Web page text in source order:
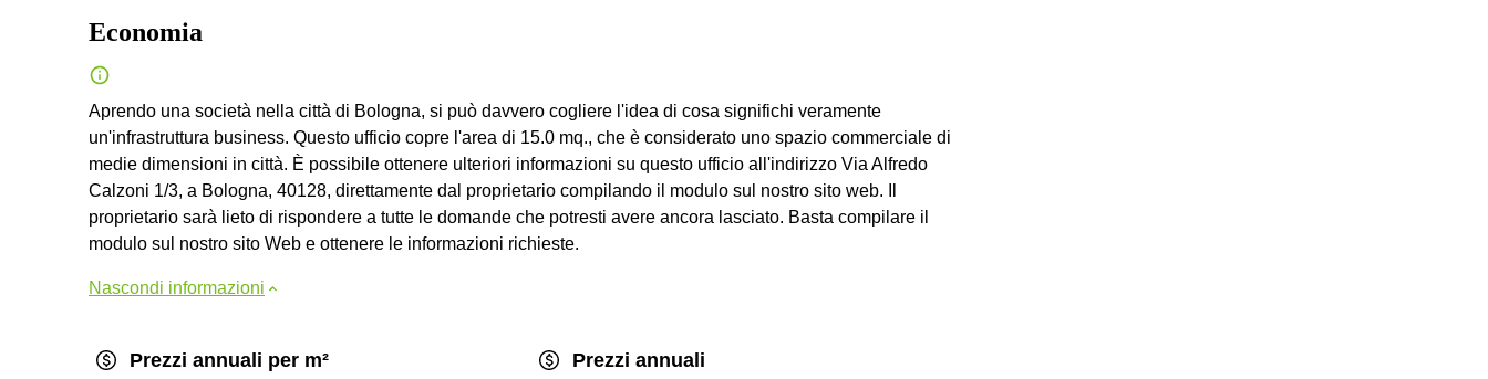
Economia
Aprendo una società nella città di Bologna, si può davvero cogliere l'idea di cosa significhi veramente
un'infrastruttura business. Questo ufficio copre l'area di 15.0 mq., che è considerato uno spazio commerciale di
medie dimensioni in città. È possibile ottenere ulteriori informazioni su questo ufficio all'indirizzo Via Alfredo
Calzoni 1/3, a Bologna, 40128, direttamente dal proprietario compilando il modulo sul nostro sito web. Il
proprietario sarà lieto di rispondere a tutte le domande che potresti avere ancora lasciato. Basta compilare il
modulo sul nostro sito Web e ottenere le informazioni richieste.
Nascondi informazioni
Prezzi annuali per m² Prezzi annuali